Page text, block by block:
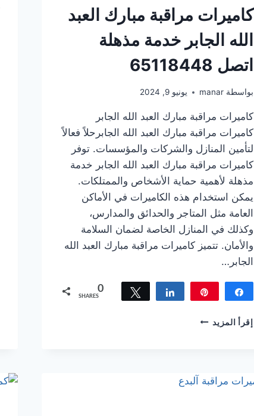
كاميرات مراقبة مبارك العبد
الله الجابر خدمة مذهلة
اتصل 65118448
بواسطة manar يونيو 9, 2024
كاميرات مراقبة مبارك العبد الله الجابر
كاميرات مراقبة مبارك العبد الله الجابرحلاً فعالاً
لتأمين المنازل والشركات والمؤسسات. توفر
كاميرات مراقبة مبارك العبد الله الجابر خدمة
مذهلة لأهمية حماية الأشخاص والممتلكات.
يمكن استخدام هذه الكاميرات في الأماكن
العامة مثل المتاجر والحدائق والمدارس،
وكذلك في المنازل الخاصة لضمان السلامة
والأمان. تتميز كاميرات مراقبة مبارك العبد الله
الجابر…
0
SHARES
Tweet Share
إقرأ المزيد كاميرات
الجابر